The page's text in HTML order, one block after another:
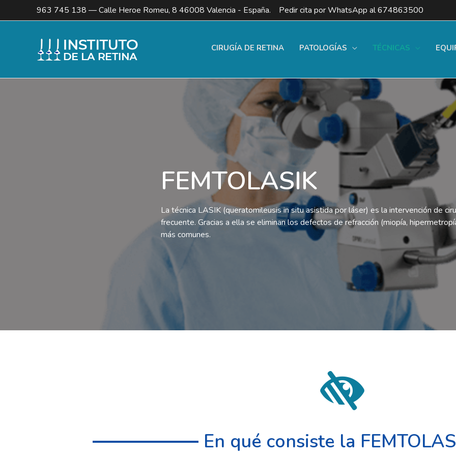
963 745 138 — Calle Heroe Romeu, 8 46008 Valencia - España. Pedir cita por WhatsApp al674863500
CIRUGÍA DE RETINA PATOLOGÍAS TÉCNICAS
FEMTOLASIK
La técnica LASIK (queratomileusis in situ asistida por láser) es la intervención de
frecuente. Gracias a ella se eliminan los defectos de refracción (miopía,
más comunes.
En qué consiste la